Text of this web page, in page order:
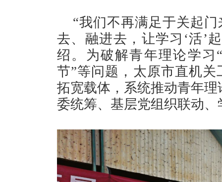
“我们不再满足于关起
去、融进去，让学习‘活’
绍。为破解青年理论学
节”等问题，太原市直机
拓宽载体，系统推动青年
委统筹、基层党组织联动